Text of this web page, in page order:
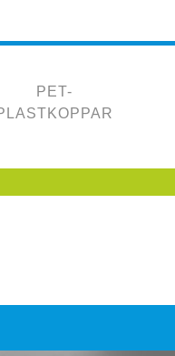
PET-